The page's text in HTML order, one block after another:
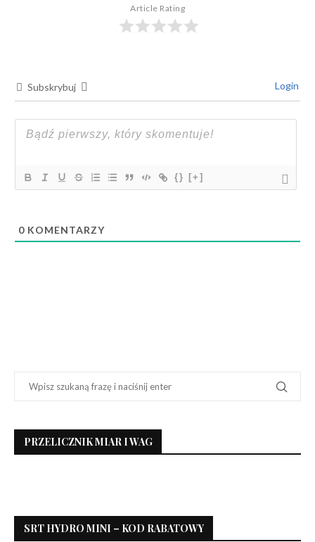
Article Rating
Subskrybuj Login
{} [+]
0 KOMENTARZY
PRZELICZNIK MIAR I WAG
SRT HYDRO MINI – KOD RABATOWY